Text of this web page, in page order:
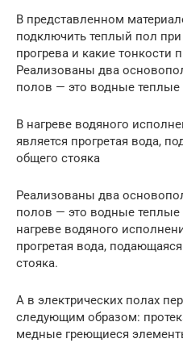
В представленном
подключить теплый пол
прогрева и какие тонкости
Реализованы два
полов — это водные теплые
В нагреве водяного
является прогретая вода,
общего стояка
Реализованы два
полов — это водные
нагреве водяного
прогретая вода,
стояка.
А в электрических полах
следующим образом:
медные греющиеся